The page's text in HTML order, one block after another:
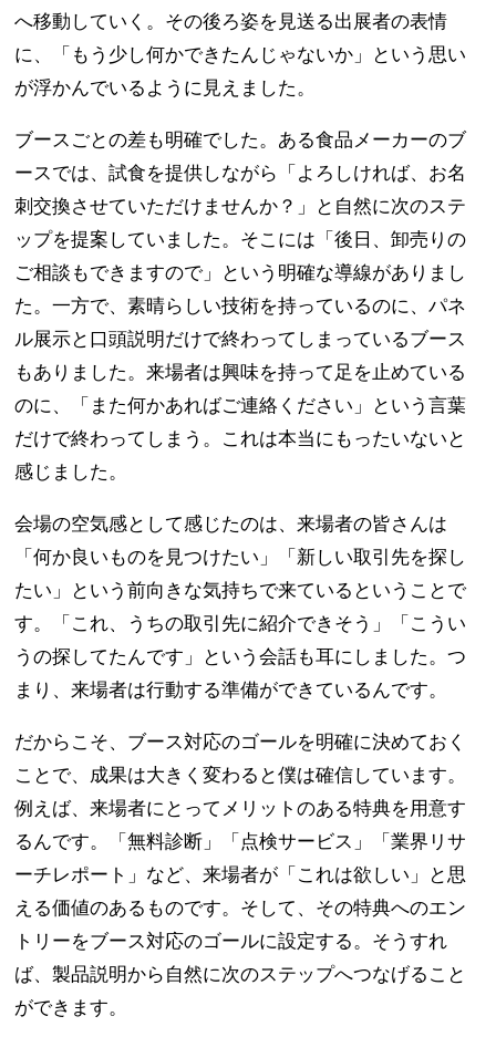
へ移動していく。その後ろ姿を見送る出展者の表情
に、「もう少し何かできたんじゃないか」という思い
が浮かんでいるように見えました。
ブースごとの差も明確でした。ある食品メーカーのブ
ースでは、試食を提供しながら「よろしければ、お名
刺交換させていただけませんか？」と自然に次のステ
ップを提案していました。そこには「後日、卸売りの
ご相談もできますので」という明確な導線がありまし
た。一方で、素晴らしい技術を持っているのに、パネ
ル展示と口頭説明だけで終わってしまっているブース
もありました。来場者は興味を持って足を止めている
のに、「また何かあればご連絡ください」という言葉
だけで終わってしまう。これは本当にもったいないと
感じました。
会場の空気感として感じたのは、来場者の皆さんは
「何か良いものを見つけたい」「新しい取引先を探し
たい」という前向きな気持ちで来ているということで
す。「これ、うちの取引先に紹介できそう」「こうい
うの探してたんです」という会話も耳にしました。つ
まり、来場者は行動する準備ができているんです。
だからこそ、ブース対応のゴールを明確に決めておく
ことで、成果は大きく変わると僕は確信しています。
例えば、来場者にとってメリットのある特典を用意す
るんです。「無料診断」「点検サービス」「業界リサ
ーチレポート」など、来場者が「これは欲しい」と思
える価値のあるものです。そして、その特典へのエン
トリーをブース対応のゴールに設定する。そうすれ
ば、製品説明から自然に次のステップへつなげること
ができます。